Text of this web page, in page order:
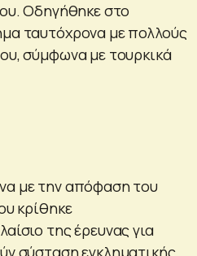
Οδηγήθηκε στο
ταυτόχρονα με πολλούς
σύμφωνα με τουρκικά
με την απόφαση του
κρίθηκε
της έρευνας για